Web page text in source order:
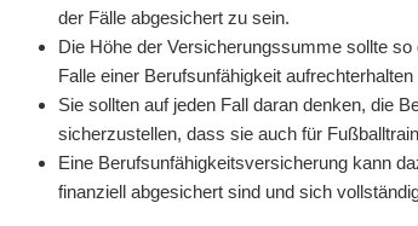
der Fälle abgesichert zu sein.
Die Höhe der Versicherungssumme sollte
Falle einer Berufsunfähigkeit aufrechterhalten
Sie sollten auf jeden Fall daran denken, die
sicherzustellen, dass sie auch für
Eine Berufsunfähigkeitsversicherung kann
finanziell abgesichert sind und sich